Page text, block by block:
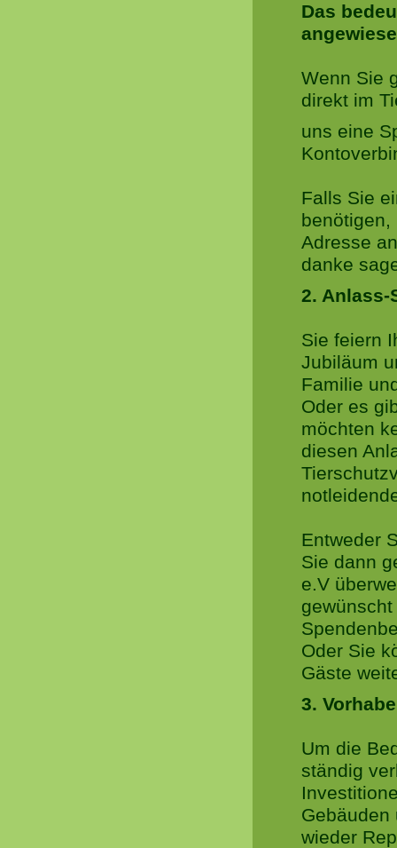
Das
Wenn Sie
direkt im
uns eine
Falls Sie
benötigen,
Adresse
danke
2. Anlass-
Sie feiern
Jubiläum
Familie
Oder es
möchten
diesen
Entweder
Sie dann
e.V
Oder Sie
Gäste
3.
Um die
ständig
Gebäuden
wieder